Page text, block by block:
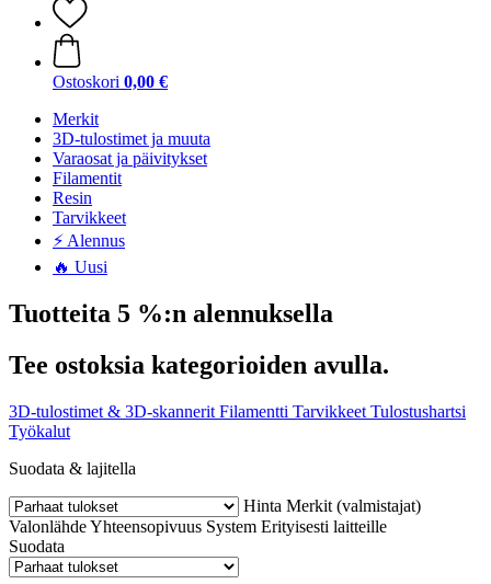
Ostoskori 0,00 €
Merkit
3D-tulostimet ja muuta
Varaosat ja päivitykset
Filamentit
Resin
Tarvikkeet
⚡ Alennus
🔥 Uusi
Tuotteita 5 %:n alennuksella
Tee ostoksia kategorioiden avulla.
3D-tulostimet & 3D-skannerit Filamentti Tarvikkeet Tulostushartsi
Työkalut
Suodata & lajitella
Hinta Merkit (valmistajat)
ValonlähdeYhteensopivuus System Erityisesti laitteille
Suodata